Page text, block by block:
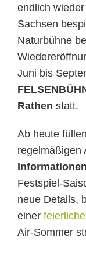
endlich
Sachsen
Naturbühne
Juni bis
Rathen statt.
Ab heute
regelmäßigen
Informationen
Festspiel-
neue Details,
einer
Air-Sommer